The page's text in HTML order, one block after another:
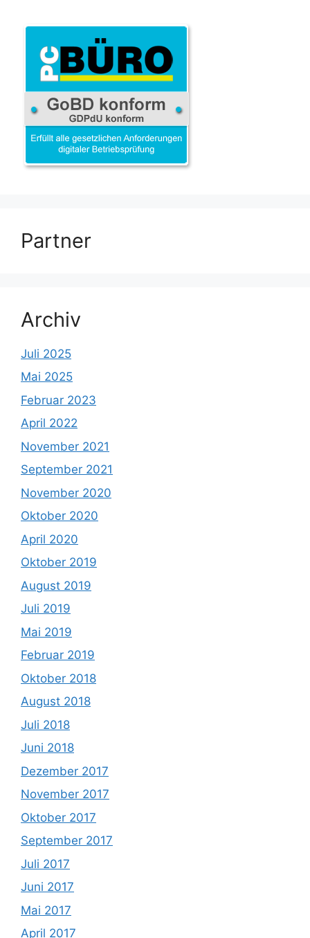
Partner
Archiv
Juli 2025
Mai 2025
Februar 2023
April 2022
November 2021
September 2021
November 2020
Oktober 2020
April 2020
Oktober 2019
August 2019
Juli 2019
Mai 2019
Februar 2019
Oktober 2018
August 2018
Juli 2018
Juni 2018
Dezember 2017
November 2017
Oktober 2017
September 2017
Juli 2017
Juni 2017
Mai 2017
April 2017